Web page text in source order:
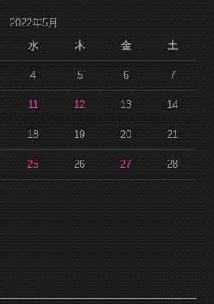
2022年5月
水 木 金 土
4 5 6 7
11 12 13 14
18 19 20 21
25 26 27 28